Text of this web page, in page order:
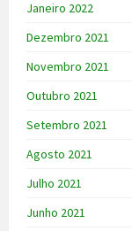
Janeiro 2022
Dezembro 2021
Novembro 2021
Outubro 2021
Setembro 2021
Agosto 2021
Julho 2021
Junho 2021